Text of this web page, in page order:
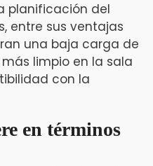
planificación del
entre sus ventajas
una baja carga de
limpio en la sala
con la
en términos